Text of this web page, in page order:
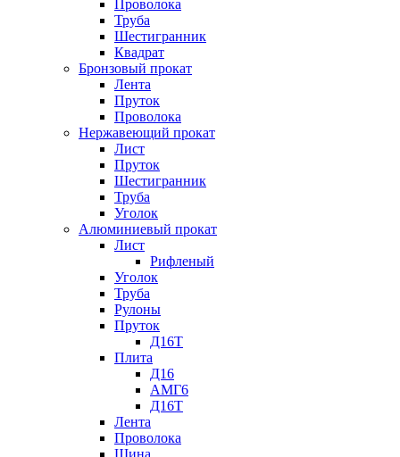
Проволока
Труба
Шестигранник
Квадрат
Бронзовый прокат
Лента
Пруток
Проволока
Нержавеющий прокат
Лист
Пруток
Шестигранник
Труба
Уголок
Алюминиевый прокат
Лист
Рифленый
Уголок
Труба
Рулоны
Пруток
Д16Т
Плита
Д16
АМГ6
Д16Т
Лента
Проволока
Шина